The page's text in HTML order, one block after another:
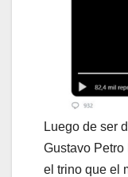
Luego de ser
Gustavo Petro
el trino que el